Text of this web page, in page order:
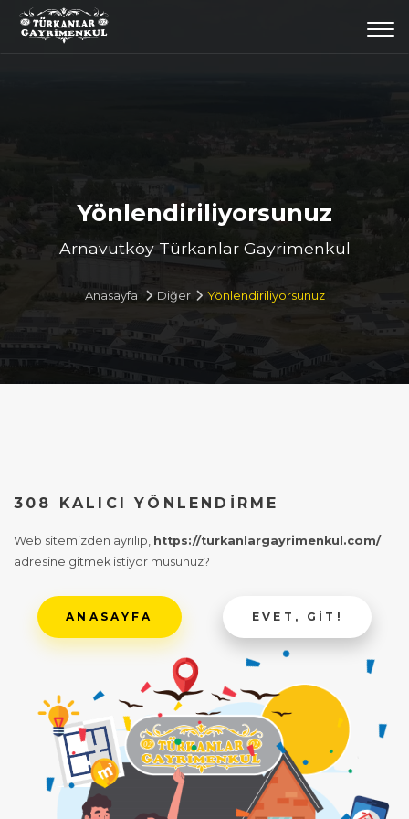
Yönlendiriliyorsunuz
Arnavutköy Türkanlar Gayrimenkul
Anasayfa Diğer Yönlendiriliyorsunuz
308 KALICI YÖNLENDIRME
Web sitemizden ayrılıp, https://turkanlargayrimenkul.com/
adresine gitmek istiyor musunuz?
ANASAYFA EVET, GIT!